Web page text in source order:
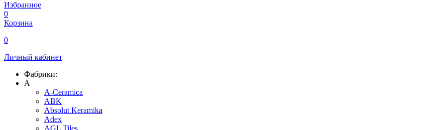
Избранное
0
Корзина
0
Личный кабинет
Фабрики:
A
A-Ceramica
ABK
Absolut Keramika
Adex